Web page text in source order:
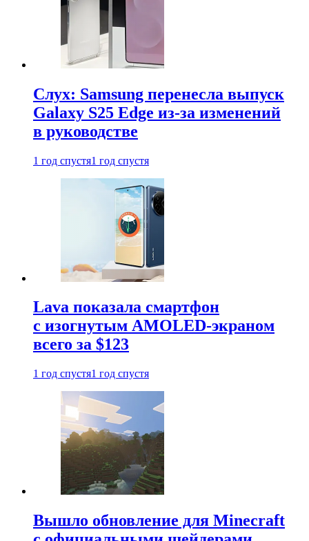
Слух: Samsung перенесла выпуск
Galaxy S25 Edge из-за изменений
в руководстве
1 год спустя1 год спустя
Lava показала смартфон
с изогнутым AMOLED-экраном
всего за $123
1 год спустя1 год спустя
Вышло обновление для Minecraft